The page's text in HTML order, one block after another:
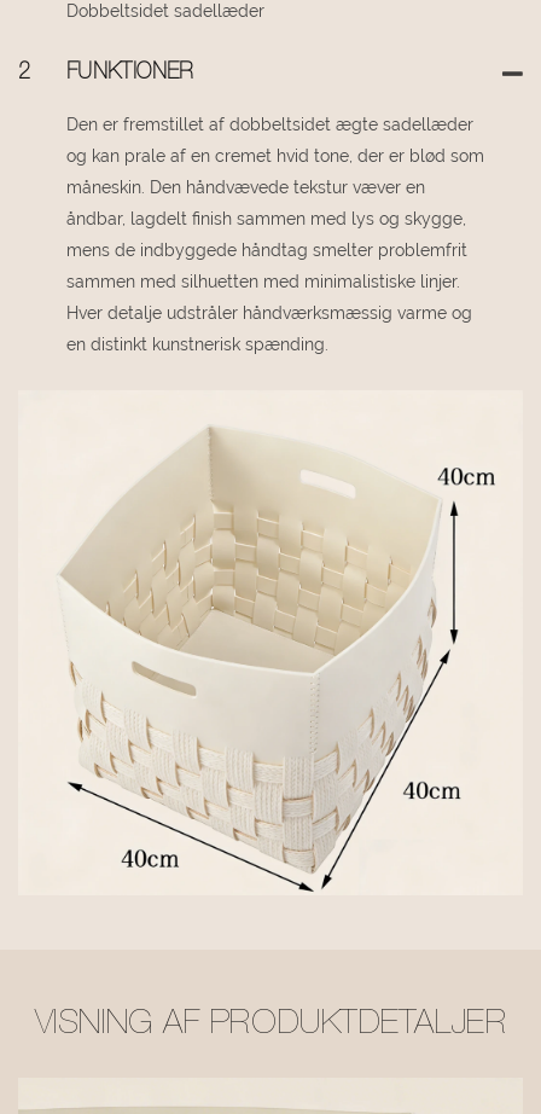
Dobbeltsidet sadellæder
2 FUNKTIONER
Den er fremstillet af dobbeltsidet ægte sadellæder
og kan prale af en cremet hvid tone, der er blød som
måneskin. Den håndvævede tekstur væver en
åndbar, lagdelt finish sammen med lys og skygge,
mens de indbyggede håndtag smelter problemfrit
sammen med silhuetten med minimalistiske linjer.
Hver detalje udstråler håndværksmæssig varme og
en distinkt kunstnerisk spænding.
VISNING AF PRODUKTDETALJER